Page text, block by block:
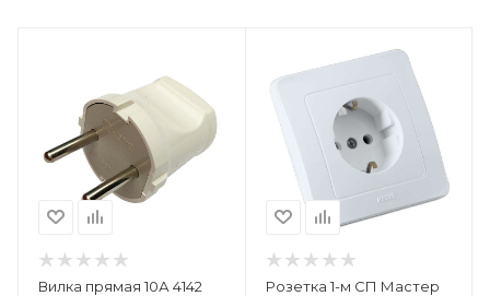
Вилка прямая 10А 4142
Розетка 1-м СП Мастер